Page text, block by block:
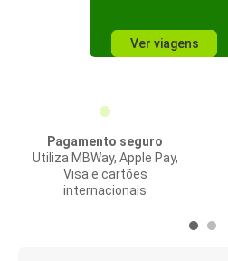
Ver viagens
Pagamento seguro
Utiliza MBWay, Apple Pay,
Visa e cartões
internacionais